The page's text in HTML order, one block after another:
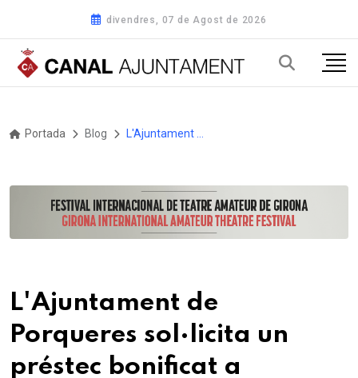
divendres, 07 de Agost de 2026
Portada Blog
L'Ajuntament de
Porqueres sol·licita un
préstec bonificat a